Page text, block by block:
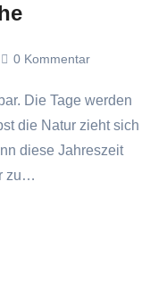
0 Kommentar
die Natur zieht sich
diese Jahreszeit
zu…